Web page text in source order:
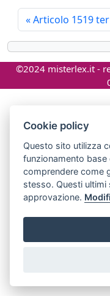
«Articolo 1519 ter
©2024 misterlex.it -
Cookie policy
Questo sito utilizza
funzionamento
comprendere come
stesso. Questi ultimi
approvazione.